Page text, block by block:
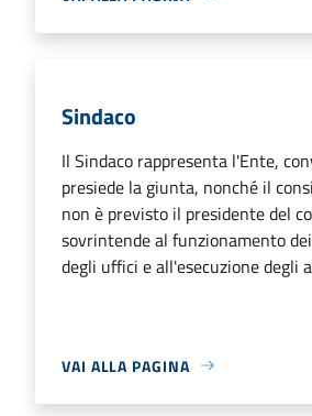
Sindaco
Il Sindaco rappresenta l'Ente,
presiede la giunta, nonché il
non è previsto il presidente del
sovrintende al funzionamento
degli uffici e all'esecuzione degli
VAI ALLA PAGINA